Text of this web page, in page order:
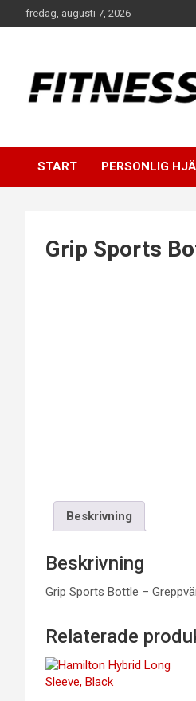
Hoppa
till
fredag, augusti 7, 2026
START PERSONLIG
Grip Sports
Beskrivning
Beskrivning
Grip Sports Bottle –
Relaterade